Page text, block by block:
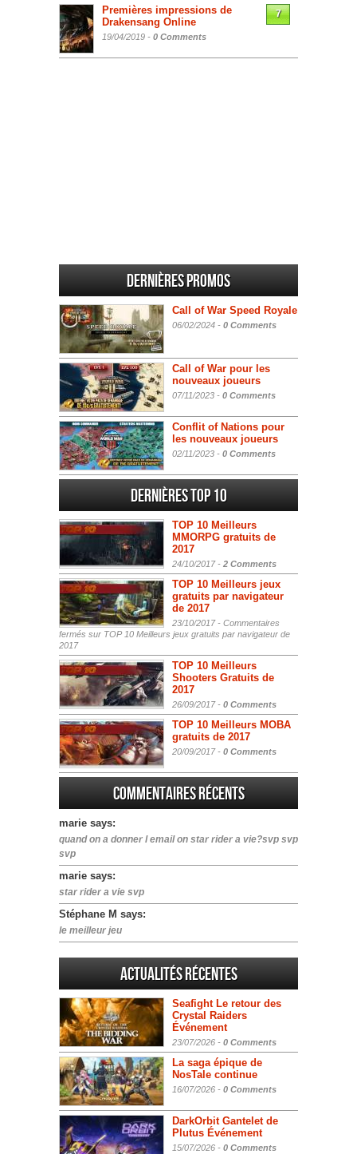
Premières impressions de
Drakensang Online
19/04/2019 - 0 Comments
7
Dernières promos
Call of War Speed Royale
06/02/2024 - 0 Comments
Call of War pour les
nouveaux joueurs
07/11/2023 - 0 Comments
Conflit of Nations pour
les nouveaux joueurs
02/11/2023 - 0 Comments
Dernières Top 10
TOP 10 Meilleurs
MMORPG gratuits de
2017
24/10/2017 - 2 Comments
TOP 10 Meilleurs jeux
gratuits par navigateur
de 2017
23/10/2017 - Commentaires
fermés sur TOP 10 Meilleurs jeux gratuits par navigateur de
2017
TOP 10 Meilleurs
Shooters Gratuits de
2017
26/09/2017 - 0 Comments
TOP 10 Meilleurs MOBA
gratuits de 2017
20/09/2017 - 0 Comments
Commentaires récents
marie says:
quand on a donner l email on star rider a vie?svp svp
svp
marie says:
star rider a vie svp
Stéphane M says:
le meilleur jeu
Actualités Récentes
Seafight Le retour des
Crystal Raiders
Événement
23/07/2026 - 0 Comments
La saga épique de
NosTale continue
16/07/2026 - 0 Comments
DarkOrbit Gantelet de
Plutus Événement
15/07/2026 - 0 Comments